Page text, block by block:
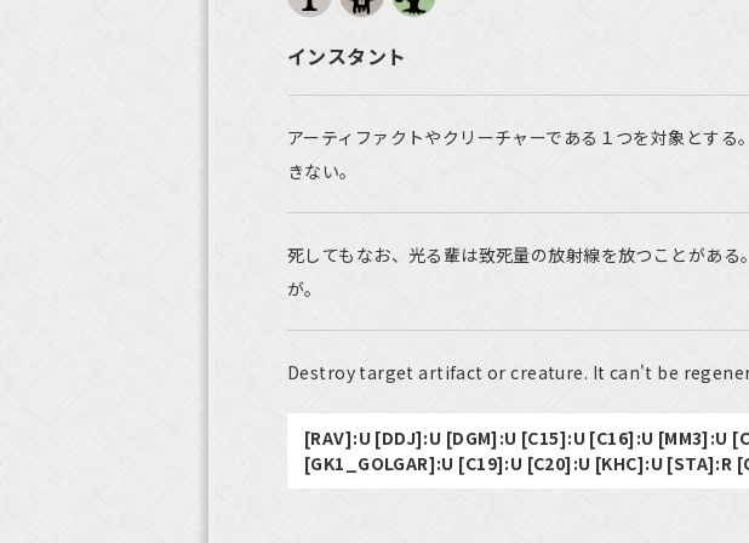
インスタント
アーティファクトやクリーチャーである１つを対象とする
きない。
死してもなお、光る輩は致死量の放射線を放つことがあ
が。
Destroy target artifact or creature. It can't be
[RAV]:U [DDJ]:U [DGM]:U [C15]:U [C16]:U [MM3]:U
[GK1_GOLGAR]:U [C19]:U [C20]:U [KHC]:U [STA]:R